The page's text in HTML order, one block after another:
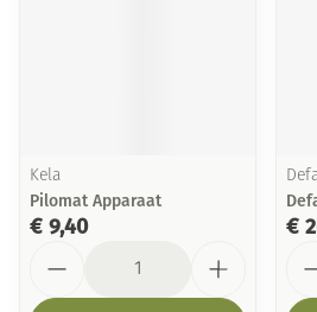
Kela
Pilomat Apparaat
€ 9,40 €